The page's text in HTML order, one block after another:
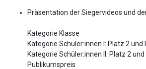
Präsentation der Siegervideos und
Kategorie Klasse
Kategorie Schüler:innen I: Platz 2 und
Kategorie Schüler:innen II: Platz 2 und
Publikumspreis